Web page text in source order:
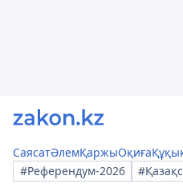
СаясатӘлемҚаржыОқиға
#Референдум-2026